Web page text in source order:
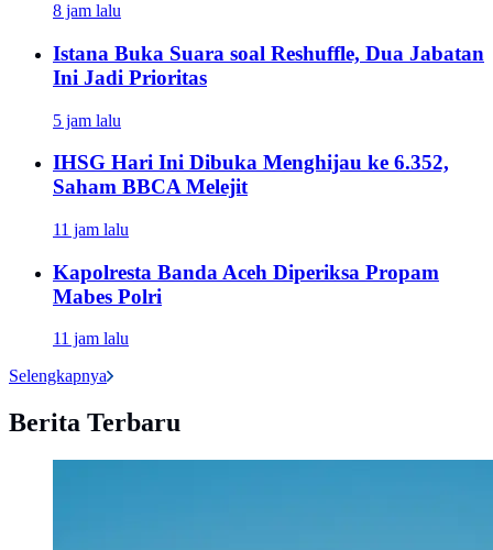
8 jam lalu
Istana Buka Suara soal Reshuffle, Dua Jabatan
Ini Jadi Prioritas
5 jam lalu
IHSG Hari Ini Dibuka Menghijau ke 6.352,
Saham BBCA Melejit
11 jam lalu
Kapolresta Banda Aceh Diperiksa Propam
Mabes Polri
11 jam lalu
Selengkapnya
Berita Terbaru